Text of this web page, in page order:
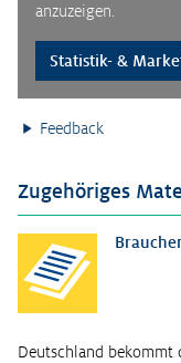
anzuzeigen.
Statistik- &
Feedback
Zugehöriges
Deutschland bekommt